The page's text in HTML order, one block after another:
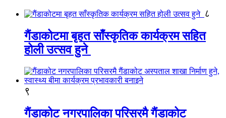
८
गैंडाकोटमा बृहत साँस्कृतिक कार्यक्रम सहित
होली उत्सव हुने
९
गैंडाकोट नगरपालिका परिसरमै गैंडाकोट